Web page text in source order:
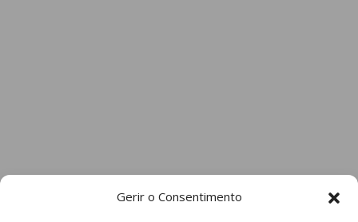
Gerir o Consentimento